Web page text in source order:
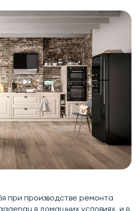
при производстве ремонта
в домашних условиях, и в